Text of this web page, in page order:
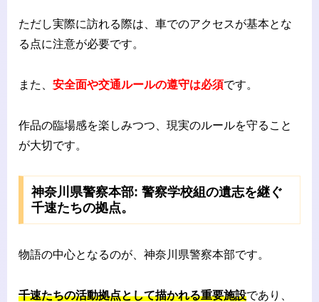
ただし実際に訪れる際は、車でのアクセスが基本とな
る点に注意が必要です。
また、 安全面や交通ルールの遵守は必須です。
作品の臨場感を楽しみつつ、現実のルールを守ること
が大切です。
神奈川県警察本部: 警察学校組の遺志を継ぐ
千速たちの拠点。
物語の中心となるのが、神奈川県警察本部です。
千速たちの活動拠点として描かれる重要施設であり、